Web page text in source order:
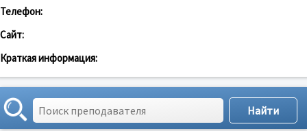
Телефон:
Сайт:
Краткая информация: